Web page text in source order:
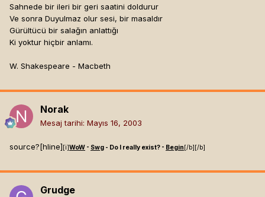
Sahnede bir ileri bir geri saatini doldurur
Ve sonra Duyulmaz olur sesi, bir masaldır
Gürültücü bir salağın anlattığı
Ki yoktur hiçbir anlamı.
W. Shakespeare - Macbeth
Norak
Mesaj tarihi: Mayıs 16, 2003
source?[hline] [i]WoW - Swg - Do I really exist? - Begin [/b] [/b]
Grudge